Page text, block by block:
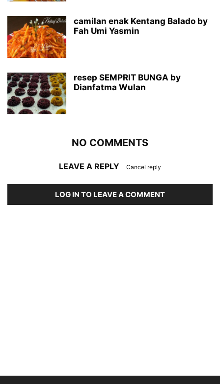
camilan enak Kentang Balado by
Fah Umi Yasmin
resep SEMPRIT BUNGA by
Dianfatma Wulan
NO COMMENTS
LEAVE A REPLY Cancel reply
LOG IN TO LEAVE A COMMENT